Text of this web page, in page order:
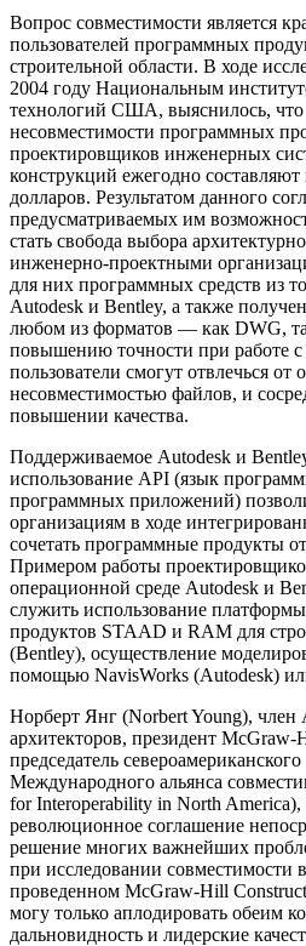
Вопрос совместимости является
пользователей программных
строительной области. В ходе
2004 году Национальным
технологий США, выяснилось, что
несовместимости программных
проектировщиков инженерных
конструкций ежегодно
долларов. Результатом данного
предусматриваемых им
стать свобода выбора
инженерно-проектными
для них программных средств из
Autodesk и Bentley, а также
любом из форматов — как DWG,
повышению точности при работе
пользователи смогут отвлечься
несовместимостью файлов, и
повышении качества.
Поддерживаемое Autodesk и
использование API (язык
программных приложений)
организациям в ходе
сочетать программные продукты
Примером работы
операционной среде Autodesk и
служить использование
продуктов STAAD и RAM для
(Bentley), осуществление
помощью NavisWorks (Autodesk)
Норберт Янг (Norbert Young), член
архитекторов, президент
председатель
Международного альянса
for Interoperability in North America),
революционное соглашение
решение многих важнейших
при исследовании совместимости
проведенном McGraw-Hill
могу только аплодировать обеим
дальновидность и лидерские